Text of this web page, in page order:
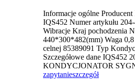
Informacje ogólne
IQS452 Numer artykułu
Wibracje Kraj pochodzenia
440*300*482(mm) Waga
celnej 85389091 Typ
Szczegółowe dane IQS452
KONDYCJONATOR
zapytanieszczegół